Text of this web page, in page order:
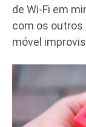
de Wi-Fi em
com os outros
móvel